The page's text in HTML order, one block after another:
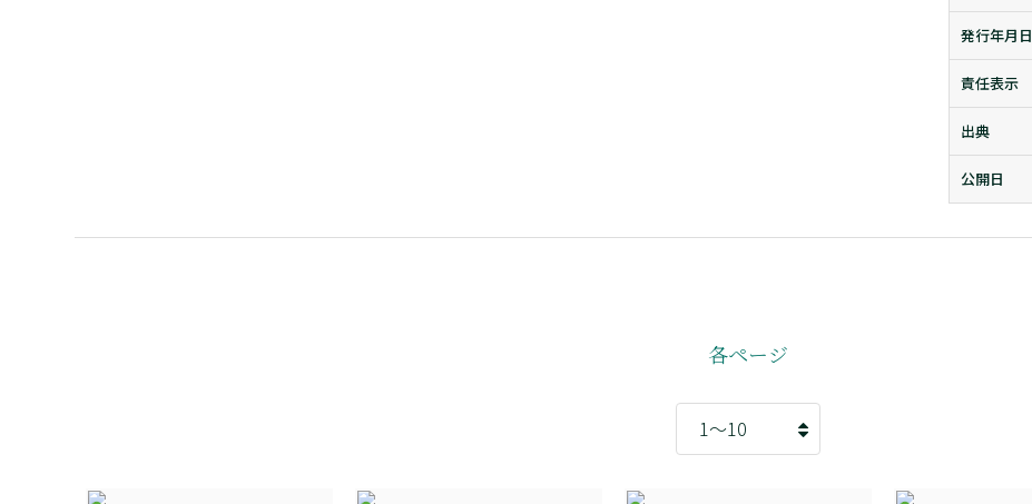
発行年月日
責任表示
出典
公開日
各ページ